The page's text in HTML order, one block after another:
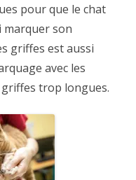
pour que le chat
marquer son
griffes est aussi
avec les
trop longues.